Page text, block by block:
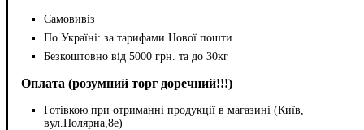
Самовивіз
По Україні: за тарифами Нової пошти
Безкоштовно від 5000 грн. та до 30кг
Оплата (розумний торг доречний!!!)
Готівкою при отриманні продукції в магазині (Київ,
вул.Полярна,8е)